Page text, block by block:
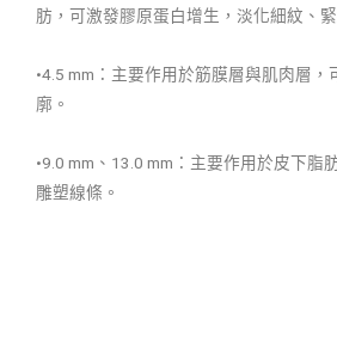
肪，可激發膠原蛋白增生，淡化細紋、緊
•4.5 mm：主要作用於筋膜層與肌肉層，
廓。
•9.0 mm、13.0 mm：主要作用於皮下脂
雕塑線條。